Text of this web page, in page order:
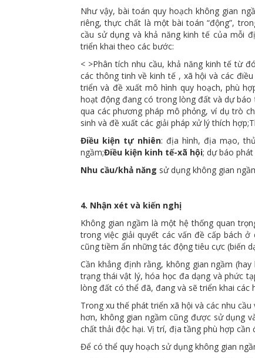
Như vậy, bài toán quy hoạch không gian
riêng, thực chất là một bài toán “động”,
cầu sử dụng và khả năng kinh tế của mỗi
triển khai theo các bước:
< >Phân tích nhu cầu, khả năng kinh tế từ
các thông tinh về kinh tế , xã hội và các
triển và đề xuất mô hình quy hoạch, phù
hoạt động đang có trong lòng đất và dự báo
qua các phương pháp mô phỏng, ví dụ trò
sinh và đề xuất các giải pháp xử lý thích hợp;
Điều kiện tự nhiên: địa hình, địa mạo,
ngầm;Điều kiện kinh tế-xã hội; dự báo
Nhu cầu/khả năng sử dụng không gian
4. Nhận xét và kiến nghị
Không gian ngầm là một hệ thống quan
trong việc giải quyết các vấn đề cấp bách
cũng tiềm ẩn những tác động tiêu cực (biến
Cần khẳng định rằng, không gian ngầm
trạng thái vật lý, hóa học đa dạng và phức
lòng đất có thể đã, đang và sẽ triển khai các
Trong xu thế phát triển xã hội và các nhu
hơn, không gian ngầm cũng được sử dụng
chất thải độc hại. Vị trí, địa tầng phù hợp
Để có thể quy hoạch sử dụng không gian